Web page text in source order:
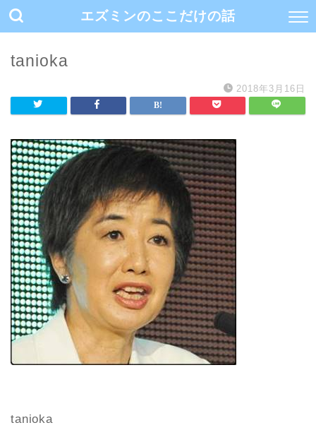
エズミンのここだけの話
tanioka
2018年3月16日
tanioka